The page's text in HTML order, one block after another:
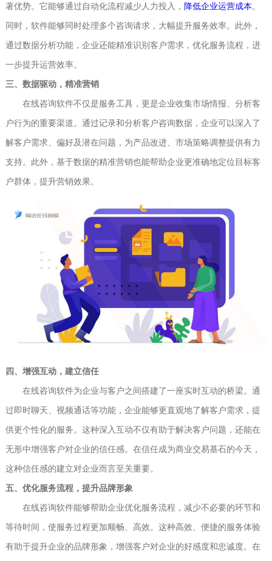
著优势。它能够通过自动化流程减少人力投入， 降低企业运营成本 。
同时，软件能够同时处理多个咨询请求，大幅提升服务效率。此外，
通过数据分析功能，企业还能精准识别客户需求，优化服务流程，进
一步提升运营效率。
三、数据驱动，精准营销
在线咨询软件不仅是服务工具，更是企业收集市场情报、分析客
户行为的重要渠道。通过记录和分析客户咨询数据，企业可以深入了
解客户需求、偏好及潜在问题，为产品改进、市场策略调整提供有力
支持。此外，基于数据的精准营销也能帮助企业更准确地定位目标客
户群体，提升营销效果。
四、增强互动，建立信任
在线咨询软件为企业与客户之间搭建了一座实时互动的桥梁。通
过即时聊天、视频通话等功能，企业能够更直观地了解客户需求，提
供更个性化的服务。这种深入互动不仅有助于解决客户问题，还能在
无形中增强客户对企业的信任感。在信任成为商业交易基石的今天，
这种信任感的建立对企业而言至关重要。
五、优化服务流程，提升品牌形象
在线咨询软件能够帮助企业优化服务流程，减少不必要的环节和
等待时间，使服务过程更加顺畅、高效。这种高效、便捷的服务体验
有助于提升企业的品牌形象，增强客户对企业的好感度和忠诚度。在